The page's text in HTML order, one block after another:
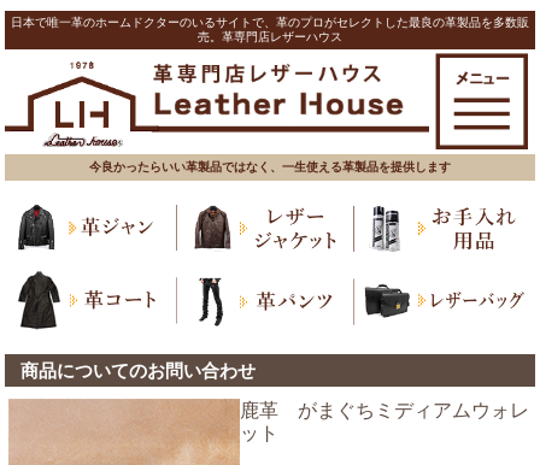
日本で唯一革のホームドクターのいるサイトで、革のプロがセレクトした最良の革製品を多数販
売。革専門店レザーハウス
今良かったらいい革製品ではなく、一生使える革製品を提供します
商品についてのお問い合わせ
鹿革 がまぐちミディアムウォレ
ット